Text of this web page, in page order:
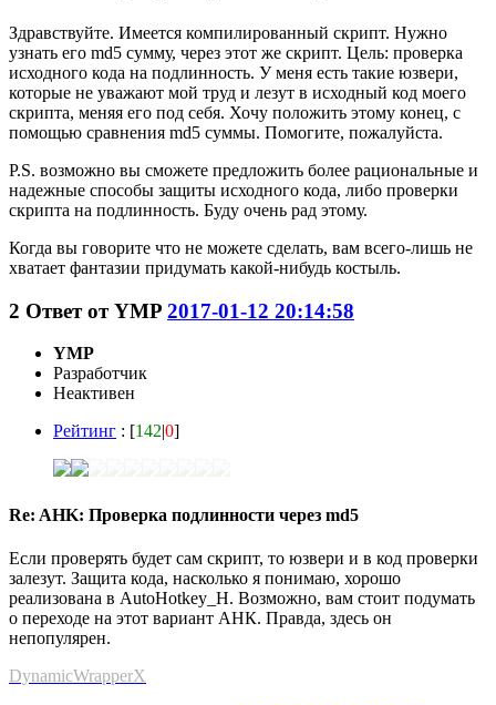
Здравствуйте. Имеется компилированный скрипт. Нужно
узнать его md5 сумму, через этот же скрипт. Цель: проверка
исходного кода на подлинность. У меня есть такие юзвери,
которые не уважают мой труд и лезут в исходный код моего
скрипта, меняя его под себя. Хочу положить этому конец, с
помощью сравнения md5 суммы. Помогите, пожалуйста.
P.S. возможно вы сможете предложить более рациональные и
надежные способы защиты исходного кода, либо проверки
скрипта на подлинность. Буду очень рад этому.
Когда вы говорите что не можете сделать, вам всего-лишь не
хватает фантазии придумать какой-нибудь костыль.
2 Ответ отYMP 2017-01-12 20:14:58
YMP
Разработчик
Неактивен
Рейтинг : [142|0]
Re: AHK: Проверка подлинности через md5
Если проверять будет сам скрипт, то юзвери и в код проверки
залезут. Защита кода, насколько я понимаю, хорошо
реализована в AutoHotkey_H. Возможно, вам стоит подумать
о переходе на этот вариант АНК. Правда, здесь он
непопулярен.
DynamicWrapperX